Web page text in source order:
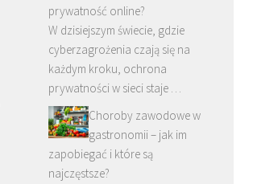
prywatność online?
W dzisiejszym świecie, gdzie
cyberzagrożenia czają się na
każdym kroku, ochrona
prywatności w sieci staje …
Choroby zawodowe w
gastronomii – jak im
zapobiegać i które są
najczęstsze?